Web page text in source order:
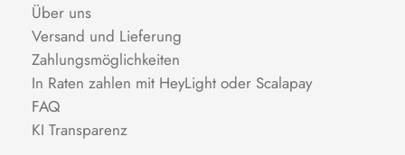
Über uns
Versand und Lieferung
Zahlungsmöglichkeiten
In Raten zahlen mit HeyLight oder Scalapay
FAQ
KI Transparenz